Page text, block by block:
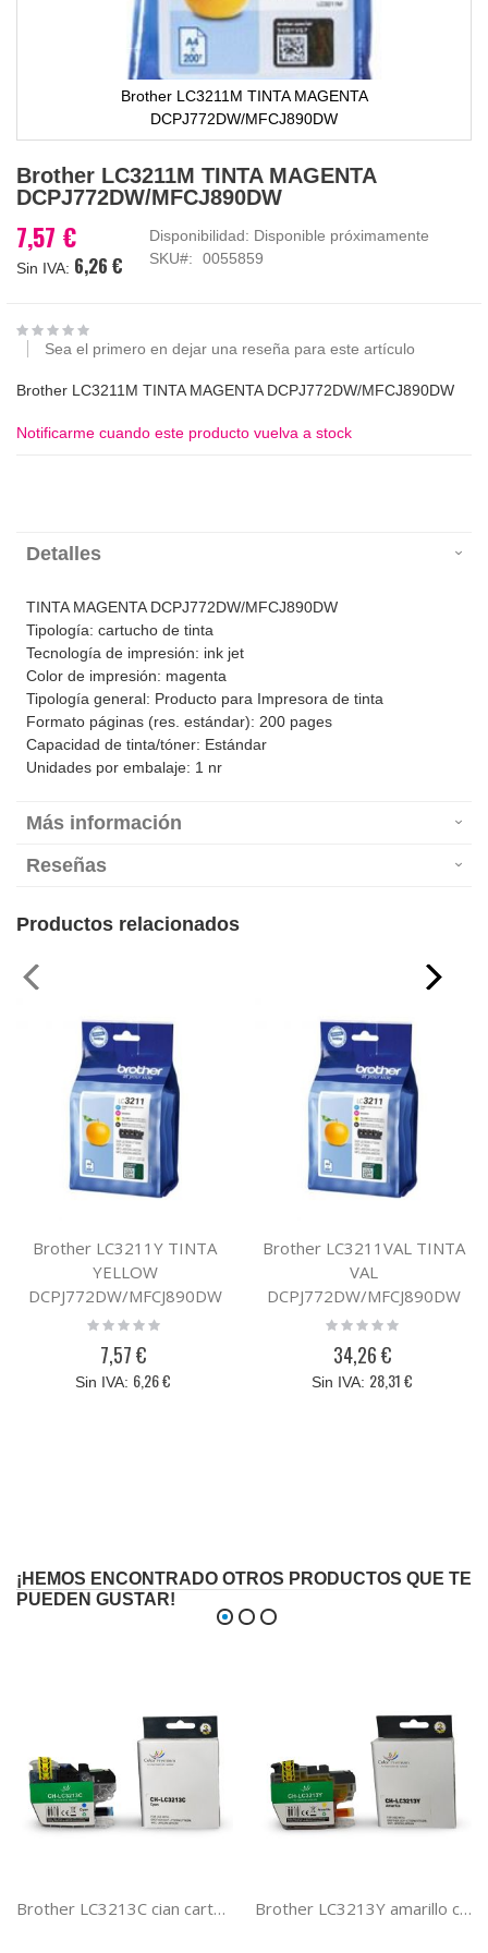
Brother LC3211M TINTA MAGENTA
DCPJ772DW/MFCJ890DW
al
comienzo
la
galería
Brother LC3211M TINTA MAGENTA
DCPJ772DW/MFCJ890DW
7,57 €
6,26 €
Disponibilidad: Disponible próximamente
SKU
0055859
Sea el primero en dejar una reseña para este artículo
Brother LC3211M TINTA MAGENTA DCPJ772DW/MFCJ890DW
Notificarme cuando este producto vuelva a stock
Detalles
TINTA MAGENTA DCPJ772DW/MFCJ890DW
Tipología: cartucho de tinta
Tecnología de impresión: ink jet
Color de impresión: magenta
Tipología general: Producto para Impresora de tinta
Formato páginas (res. estándar): 200 pages
Capacidad de tinta/tóner: Estándar
Unidades por embalaje: 1 nr
Más información
Reseñas
Productos relacionados
Brother LC3211Y TINTA
YELLOW
DCPJ772DW/MFCJ890DW
Rating:
7,57 €
6,26 €
Brother LC3211VAL TINTA
VAL
DCPJ772DW/MFCJ890DW
Rating:
34,26 €
28,31 €
¡HEMOS ENCONTRADO OTROS PRODUCTOS QUE TE
PUEDEN GUSTAR!
Brother LC3213C cian cartucho de tinta compatible LC3211 / LC3213 Brother LC3213Y amarillo cartucho de tinta compatible LC3211 / LC3213